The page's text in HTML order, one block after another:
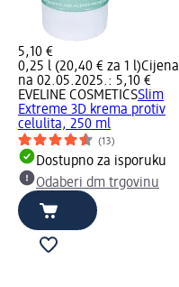
5,10 €
0,25 l (20,40 € za 1 l)Cijena
na 02.05.2025.: 5,10 €
EVELINE COSMETICSSlim
Extreme 3D krema protiv
celulita, 250 ml
(13)
Dostupno za isporuku
Odaberi dm trgovinu